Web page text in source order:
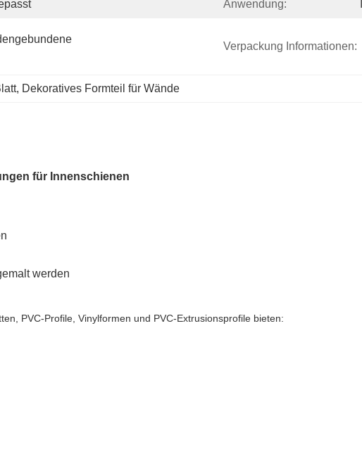
Anwendung:
Verpackung Informationen:
, Dekoratives Formteil für Wände
für Innenschienen
werden
PVC-Profile, Vinylformen und PVC-Extrusionsprofile bieten: